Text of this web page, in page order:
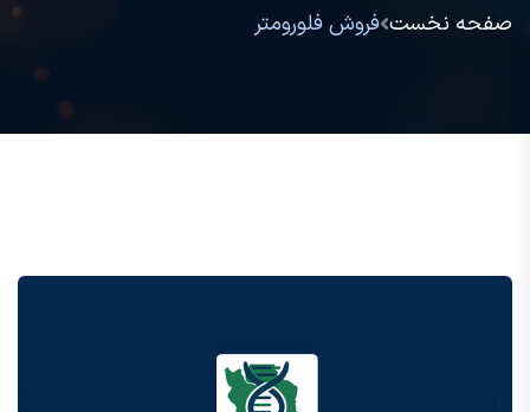
صفحه نخست فروش فلورومتر